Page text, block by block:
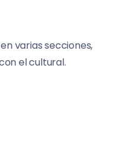
varias secciones,
el cultural.